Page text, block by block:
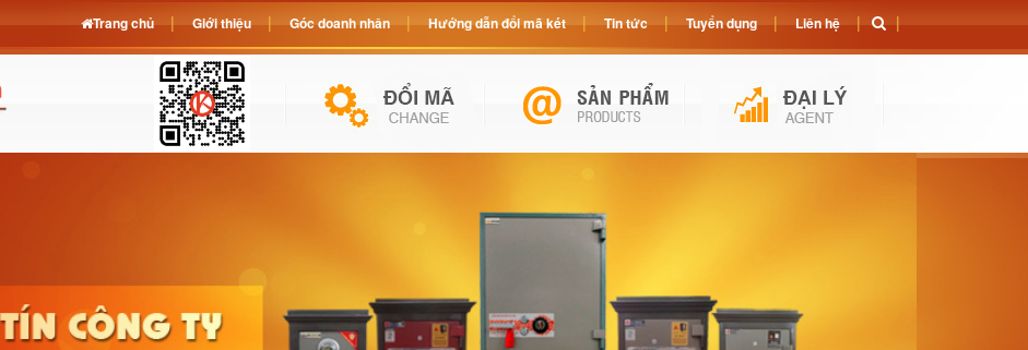
Trang chủ Giới thiệu Góc doanh nhân Hướng dẫn đổi mã két Tin tức Tuyển dụng Liên hệ